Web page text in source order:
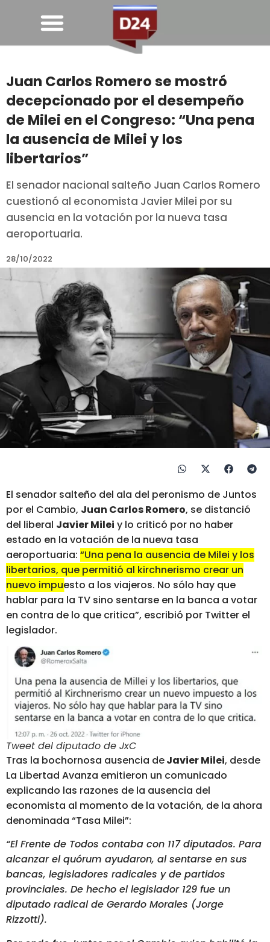
Juan Carlos Romero se mostró
decepcionado por el desempeño
de Milei en el Congreso: “Una pena
la ausencia de Milei y los
libertarios”
El senador nacional salteño Juan Carlos Romero
cuestionó al economista Javier Milei por su
ausencia en la votación por la nueva tasa
aeroportuaria.
28/10/2022
El senador salteño del ala del peronismo de Juntos
por el Cambio, Juan Carlos Romero, se distanció
del liberal Javier Milei y lo criticó por no haber
estado en la votación de la nueva tasa
aeroportuaria: “Una pena la ausencia de Milei y los
libertarios, que permitió al kirchnerismo crear un
nuevo impuesto a los viajeros. No sólo hay que
hablar para la TV sino sentarse en la banca a votar
en contra de lo que critica”, escribió por Twitter el
legislador.
Tweet del diputado de JxC
Tras la bochornosa ausencia deJavier Milei, desde
La Libertad Avanza emitieron un comunicado
explicando las razones de la ausencia del
economista al momento de la votación, de la ahora
denominada “Tasa Milei”:
“El Frente de Todos contaba con 117 diputados. Para
alcanzar el quórum ayudaron, al sentarse en sus
bancas, legisladores radicales y de partidos
provinciales. De hecho el legislador 129 fue un
diputado radical de Gerardo Morales (Jorge
Rizzotti).